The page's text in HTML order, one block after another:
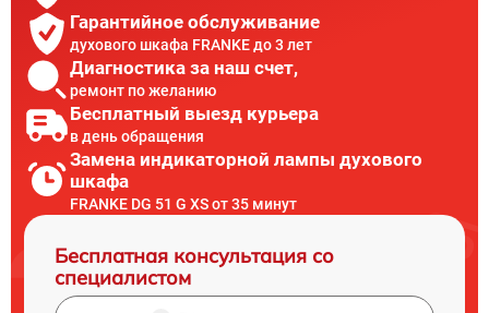
Гарантийное обслуживание
духового шкафа FRANKE до 3 лет
Диагностика за наш счет,
ремонт по желанию
Бесплатный выезд курьера
в день обращения
Замена индикаторной лампы духового
шкафа
FRANKE DG 51 G XS от 35 минут
Бесплатная консультация со
специалистом